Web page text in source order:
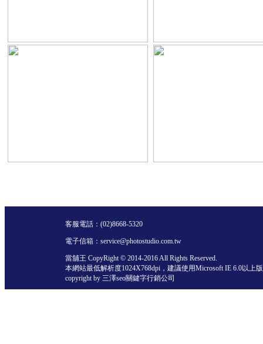
客服電話： (02)8668-5320
電子信箱：service@photostudio.com.tw
當舖王 CopyRight © 2014-2016 All Rights Reserved.
本網站最低解析度1024X768dpi，建議使用Microsoft IE 6.0以上
copyright by 三澤seo關鍵字行銷公司